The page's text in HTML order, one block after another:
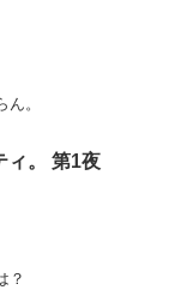
。
ィ。 第1夜
？